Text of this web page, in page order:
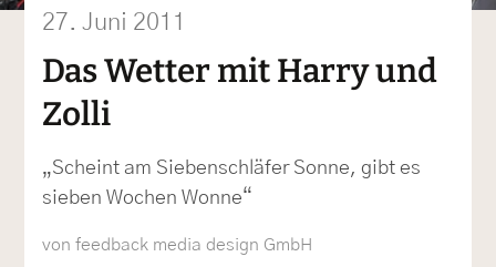
27. Juni 2011
Das Wetter mit Harry und
Zolli
„Scheint am Siebenschläfer Sonne, gibt es
sieben Wochen Wonne“
von feedback media design GmbH